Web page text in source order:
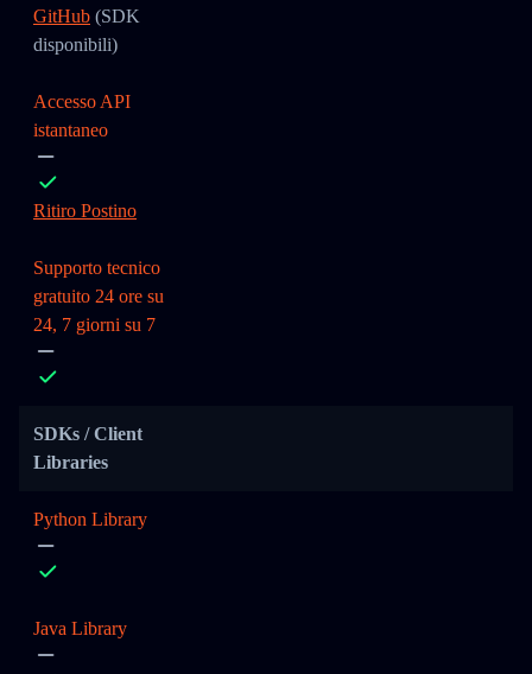
GitHub (SDK
disponibili)
Accesso API
istantaneo
Ritiro Postino
Supporto tecnico
gratuito 24 ore su
24, 7 giorni su 7
SDKs / Client
Libraries
Python Library
Java Library